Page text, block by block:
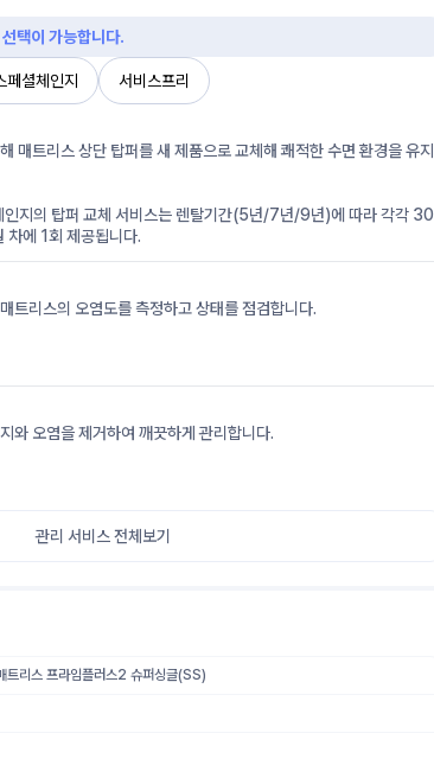
택이 가능합니다.
페셜체인지 서비스프리
매트리스 상단 탑퍼를 새 제품으로 교체해 쾌적한 수면 환경을 유지
인지의 탑퍼 교체 서비스는 렌탈기간(5년/7년/9년)에 따라 각각 30
에 1회 제공됩니다.
트리스의 오염도를 측정하고 상태를 점검합니다.
와 오염을 제거하여 깨끗하게 관리합니다.
관리 서비스 전체보기
트리스 프라임플러스2 슈퍼싱글(SS)